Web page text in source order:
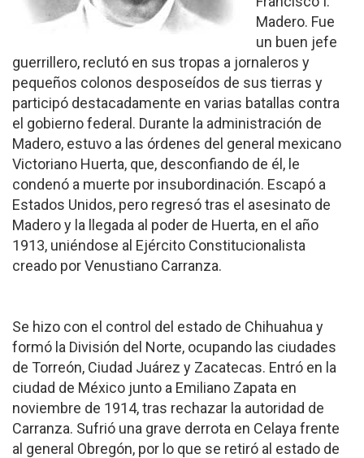
Madero. Fue
un buen jefe
guerrillero, reclutó en sus tropas a jornaleros y
pequeños colonos desposeídos de sus tierras y
participó destacadamente en varias batallas contra
el gobierno federal. Durante la administración de
Madero, estuvo a las órdenes del general mexicano
Victoriano Huerta, que, desconfiando de él, le
condenó a muerte por insubordinación. Escapó a
Estados Unidos, pero regresó tras el asesinato de
Madero y la llegada al poder de Huerta, en el año
1913, uniéndose al Ejército Constitucionalista
creado por Venustiano Carranza.
Se hizo con el control del estado de Chihuahua y
formó la División del Norte, ocupando las ciudades
de Torreón, Ciudad Juárez y Zacatecas. Entró en la
ciudad de México junto a Emiliano Zapata en
noviembre de 1914, tras rechazar la autoridad de
Carranza. Sufrió una grave derrota en Celaya frente
al general Obregón, por lo que se retiró al estado de